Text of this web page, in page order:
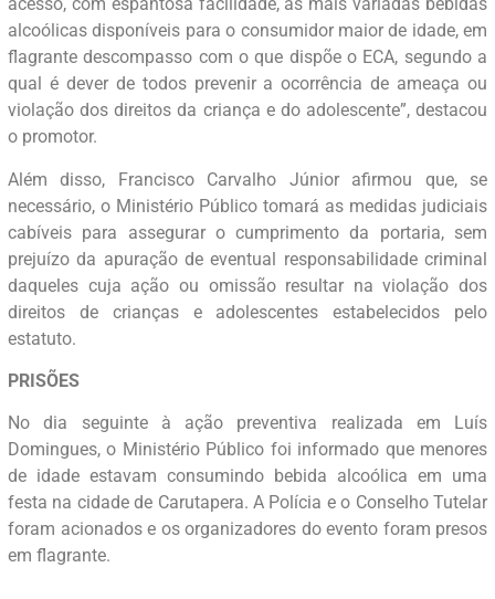
alcoólicas disponíveis para o consumidor maior de idade, em
flagrante descompasso com o que dispõe o ECA, segundo a
qual é dever de todos prevenir a ocorrência de ameaça ou
violação dos direitos da criança e do adolescente”, destacou
o promotor.
Além disso, Francisco Carvalho Júnior afirmou que, se
necessário, o Ministério Público tomará as medidas judiciais
cabíveis para assegurar o cumprimento da portaria, sem
prejuízo da apuração de eventual responsabilidade criminal
daqueles cuja ação ou omissão resultar na violação dos
direitos de crianças e adolescentes estabelecidos pelo
estatuto.
PRISÕES
No dia seguinte à ação preventiva realizada em Luís
Domingues, o Ministério Público foi informado que menores
de idade estavam consumindo bebida alcoólica em uma
festa na cidade de Carutapera. A Polícia e o Conselho Tutelar
foram acionados e os organizadores do evento foram presos
em flagrante.